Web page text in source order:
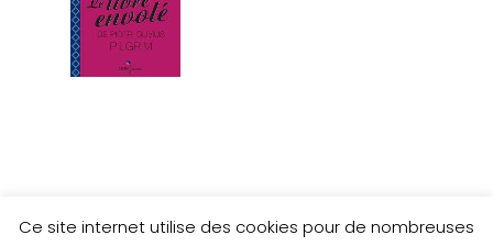
Leave a Reply
Ce site internet utilise des cookies pour de nombreuses